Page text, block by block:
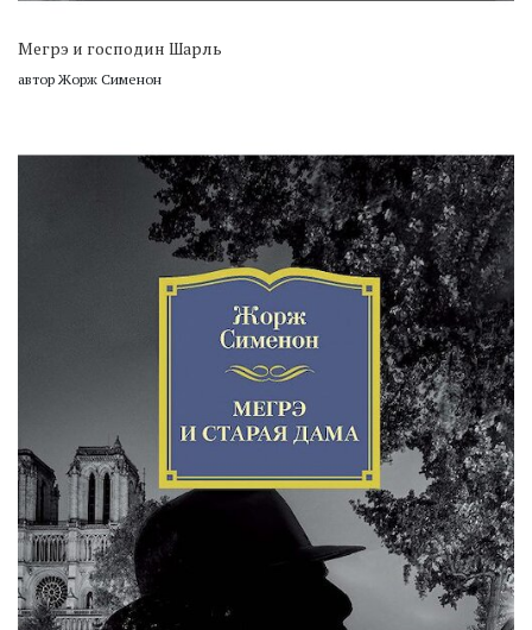
Мегрэ и господин Шарль
автор Жорж Сименон